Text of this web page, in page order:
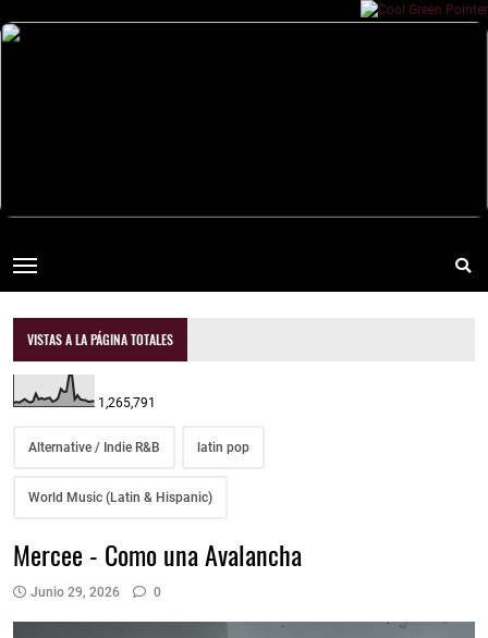
VISTAS A LA PÁGINA TOTALES
1,265,791
Alternative / Indie R&B latin pop
World Music (Latin & Hispanic)
Mercee - Como una Avalancha
Junio 29, 2026 0